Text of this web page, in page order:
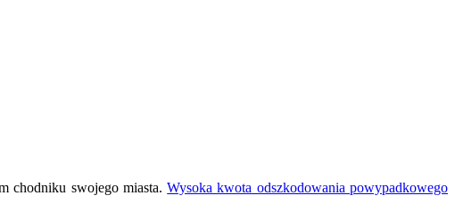
chodniku swojego miasta.Wysoka kwota odszkodowania powypadkowego